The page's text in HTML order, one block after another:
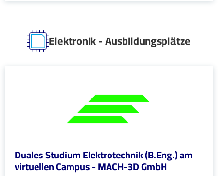
Elektronik - Ausbildungsplätze
Duales Studium Elektrotechnik (B.Eng.) am
virtuellen Campus - MACH-3D GmbH